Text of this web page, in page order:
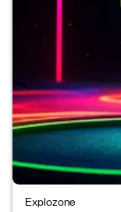
Explozone